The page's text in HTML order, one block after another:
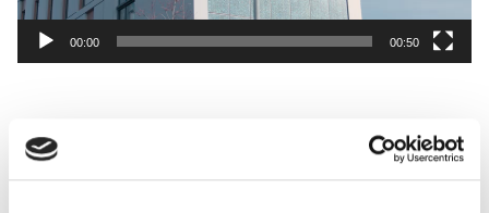
00:00 00:50
Kommentarer